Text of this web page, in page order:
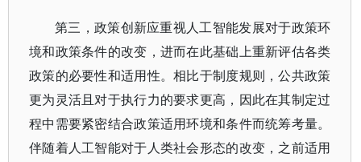
第三，政策创新应重视人工智能发展对于政策环
境和政策条件的改变，进而在此基础上重新评估各类
政策的必要性和适用性。相比于制度规则，公共政策
更为灵活且对于执行力的要求更高，因此在其制定过
程中需要紧密结合政策适用环境和条件而统筹考量。
伴随着人工智能对于人类社会形态的改变，之前适用